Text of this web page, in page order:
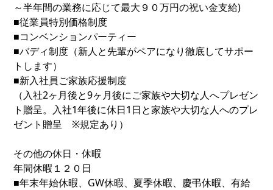
～半年間の業務に応じて最大９０万円の祝い金支給)
■従業員特別価格制度
■コンベンションパーティー
■バディ制度（新人と先輩がペアになり徹底してサポー
トします）
■新入社員ご家族応援制度
（入社2ヶ月後と9ヶ月後にご家族や大切な人へプレゼン
ト贈呈。入社1年後に休日1日と家族や大切な人へのプレ
ゼント贈呈 ※規定あり）
その他の休日・休暇
年間休暇１２０日
■年末年始休暇、GW休暇、夏季休暇、慶弔休暇、有給